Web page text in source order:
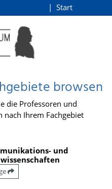
Start
browsen
die Professoren und
nach Ihrem Fachgebiet
und